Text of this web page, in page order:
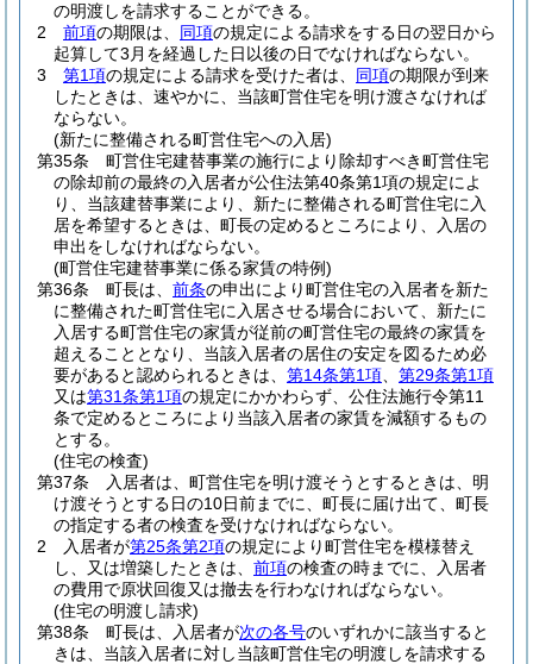
の明渡しを請求することができる。
2
前項の期限は、 同項の規定による請求をする日の翌日から
起算して3月を経過した日以後の日でなければならない。
3
第1項の規定による請求を受けた者は、 同項の期限が到来
したときは、速やかに、当該町営住宅を明け渡さなければ
ならない。
(新たに整備される町営住宅への入居)
第35条
町営住宅建替事業の施行により除却すべき町営住宅
の除却前の最終の入居者が公住法第40条第1項の規定によ
り、当該建替事業により、新たに整備される町営住宅に入
居を希望するときは、町長の定めるところにより、入居の
申出をしなければならない。
(町営住宅建替事業に係る家賃の特例)
第36条
町長は、 前条の申出により町営住宅の入居者を新た
に整備された町営住宅に入居させる場合において、新たに
入居する町営住宅の家賃が従前の町営住宅の最終の家賃を
超えることとなり、当該入居者の居住の安定を図るため必
要があると認められるときは、 第14条第1項
第29条第1項
又は第31条第1項の規定にかかわらず、公住法施行令第11
条で定めるところにより当該入居者の家賃を減額するもの
とする。
(住宅の検査)
第37条
入居者は、町営住宅を明け渡そうとするときは、明
け渡そうとする日の10日前までに、町長に届け出て、町長
の指定する者の検査を受けなければならない。
2
入居者が第25条第2項の規定により町営住宅を模様替え
し、又は増築したときは、 前項の検査の時までに、入居者
の費用で原状回復又は撤去を行わなければならない。
(住宅の明渡し請求)
第38条
町長は、入居者が次の各号のいずれかに該当すると
きは、当該入居者に対し当該町営住宅の明渡しを請求する